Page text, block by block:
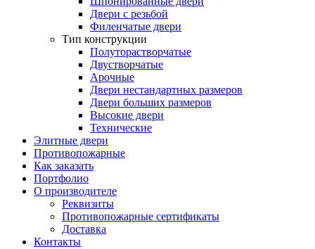
Двери с резьбой
Филенчатые двери
Тип конструкции
Полуторастворчатые
Двустворчатые
Арочные
Двери нестандартных размеров
Двери больших размеров
Высокие двери
Технические
Элитные двери
Противопожарные
Как заказать
Портфолио
О производителе
Реквизиты
Противопожарные сертификаты
Доставка
Контакты